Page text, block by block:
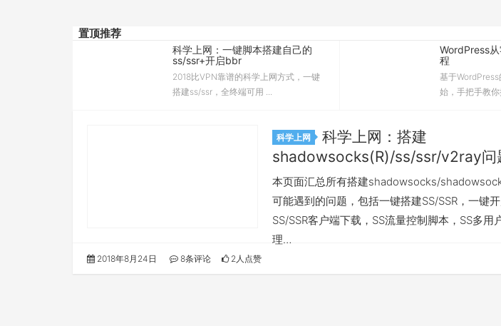
置顶推荐
科学上网：一键脚本搭建自己的
ss/ssr+开启bbr
2018比VPN靠谱的科学上网方式，一键
搭建ss/ssr，全终端可用 ...
WordPress
程
基于
始，手把手教
科学上网
科学上网：搭建
shadowsocks(R)/ss/ssr/v2ray问
本页面汇总所有搭建shadowsocks/
可能遇到的问题，包括一键搭建SS/SSR，一键
SS/SSR客户端下载，SS流量控制脚本，SS多用
理…
2018年8月24日 8条评论 2人点赞